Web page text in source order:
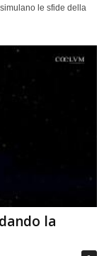
le sfide della
la